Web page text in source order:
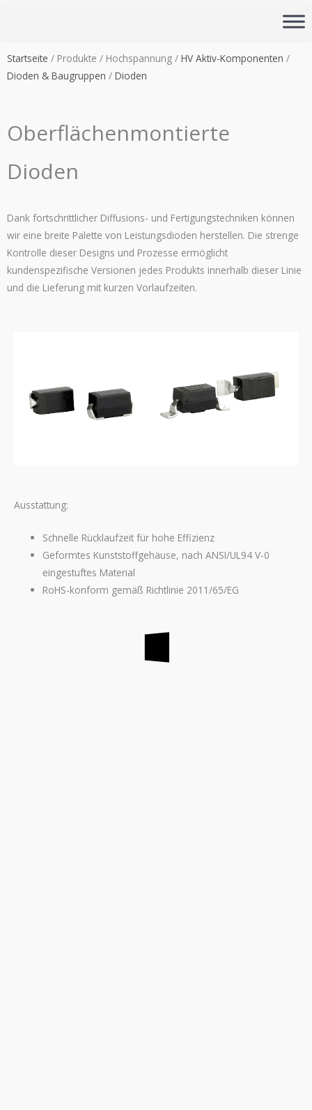
Startseite / Produkte / Hochspannung / HV Aktiv-Komponenten /
Dioden & Baugruppen / Dioden
Oberflächenmontierte
Dioden
Dank fortschrittlicher Diffusions- und Fertigungstechniken können
wir eine breite Palette von Leistungsdioden herstellen. Die strenge
Kontrolle dieser Designs und Prozesse ermöglicht
kundenspezifische Versionen jedes Produkts innerhalb dieser Linie
und die Lieferung mit kurzen Vorlaufzeiten.
Ausstattung:
Schnelle Rücklaufzeit für hohe Effizienz
Geformtes Kunststoffgehäuse, nach ANSI/UL94 V-0
eingestuftes Material
RoHS-konform gemäß Richtlinie 2011/65/EG